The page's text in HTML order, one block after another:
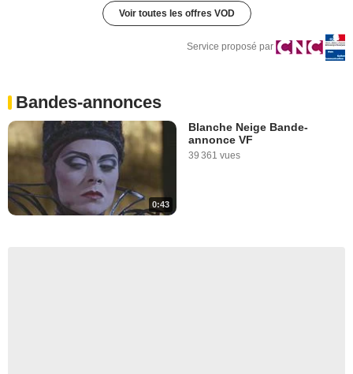
Voir toutes les offres VOD
Service proposé par
Bandes-annonces
0:43
Blanche Neige Bande-
annonce VF
39 361 vues